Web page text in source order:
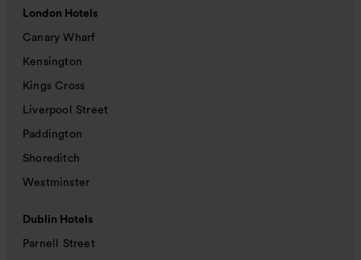
London Hotels
Canary Wharf
Kensington
Kings Cross
Liverpool Street
Paddington
Shoreditch
Westminster
Dublin Hotels
Parnell Street